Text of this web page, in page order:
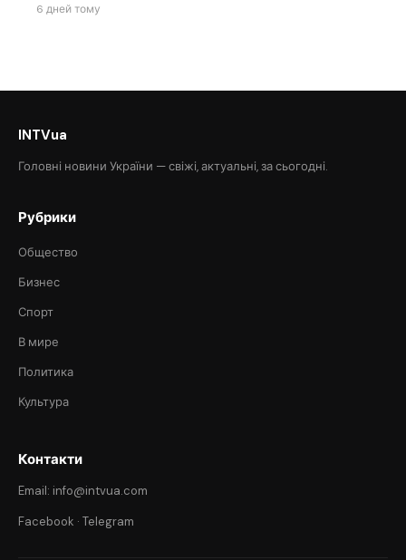
6 дней тому
INTVua
Головні новини України — свіжі, актуальні, за сьогодні.
Рубрики
Общество
Бизнес
Спорт
В мире
Политика
Культура
Контакти
Email: info@intvua.com
Facebook · Telegram